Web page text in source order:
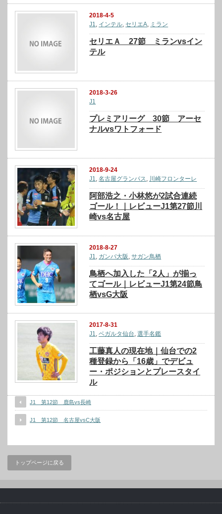
2018-4-5
J1
インテル セリエA ミラン
セリエＡ 27節 ミランvsイン
テル
2018-3-26
J1
プレミアリーグ 30節 アーセ
ナルvsワトフォード
2018-9-24
J1,名古屋グランパス, 川崎フロンターレ
阿部浩之・小林悠が2試合連続
ゴール！｜レビューJ1第27節川
崎vs名古屋
2018-8-27
J1
ガンバ大阪 ,サガン鳥栖
鳥栖へ加入した「2人」が揃っ
てゴール｜レビューJ1第24節鳥
栖vsG大阪
2017-8-31
J1,ベガルタ仙台,選手名鑑
工藤真人の現在地｜仙台での2
種登録から「16歳」でデビュ
ー・ポジションとプレースタイ
ル
J1 第12節 鹿島vs長崎
J1 第12節 名古屋vsC大阪
トップページに戻る